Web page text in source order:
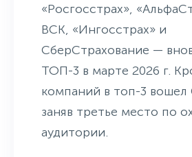
«Росгосстрах»,
ВСК, «Ингосстрах» и
СберСтрахование —
ТОП-3 в марте 2026 г.
компаний в топ-3 вошел
заняв третье место по
аудитории.